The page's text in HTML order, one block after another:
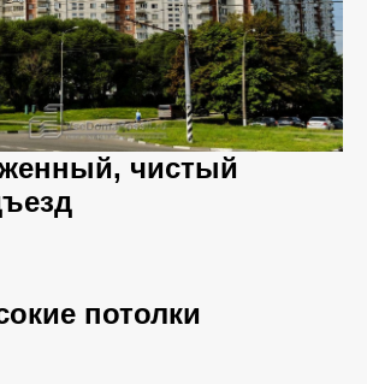
чистый
потолки